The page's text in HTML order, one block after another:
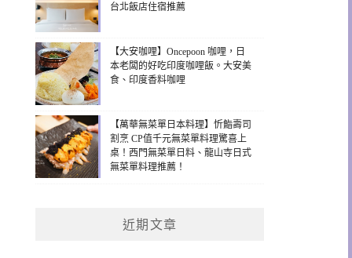
台北飯店住宿推薦
【大安咖哩】Oncepoon 咖哩，日
本老闆的好吃印度咖哩飯。大安美
食、印度香料咖哩
【萬華無菜單日本料理】忻鮨壽司
割烹 CP值千元無菜單料理驚喜上
桌！西門無菜單日料、龍山寺日式
無菜單料理推薦！
近期文章